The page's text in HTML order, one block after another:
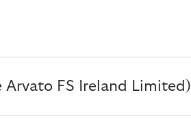
Arvato FS Ireland Limited)